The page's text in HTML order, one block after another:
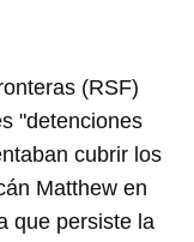
(RSF)
"detenciones
cubrir los
Matthew en
que persiste la